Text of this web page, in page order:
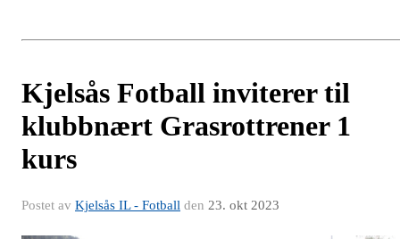
Kjelsås Fotball inviterer til
klubbnært Grasrottrener 1
kurs
Postet av Kjelsås IL - Fotball den 23. okt 2023